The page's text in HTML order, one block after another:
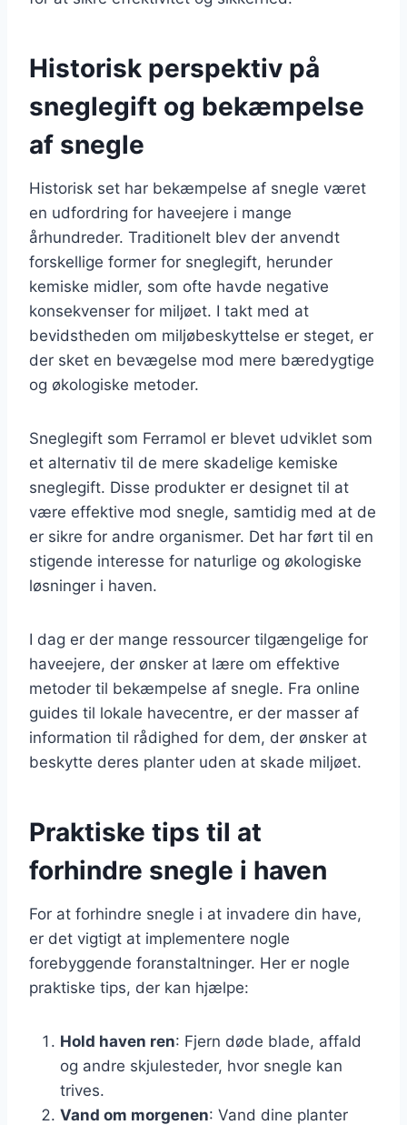
Historisk perspektiv på
sneglegift og bekæmpelse
af snegle
Historisk set har bekæmpelse af snegle været
en udfordring for haveejere i mange
århundreder. Traditionelt blev der anvendt
forskellige former for sneglegift, herunder
kemiske midler, som ofte havde negative
konsekvenser for miljøet. I takt med at
bevidstheden om miljøbeskyttelse er steget, er
der sket en bevægelse mod mere bæredygtige
og økologiske metoder.
Sneglegift som Ferramol er blevet udviklet som
et alternativ til de mere skadelige kemiske
sneglegift. Disse produkter er designet til at
være effektive mod snegle, samtidig med at de
er sikre for andre organismer. Det har ført til en
stigende interesse for naturlige og økologiske
løsninger i haven.
I dag er der mange ressourcer tilgængelige for
haveejere, der ønsker at lære om effektive
metoder til bekæmpelse af snegle. Fra online
guides til lokale havecentre, er der masser af
information til rådighed for dem, der ønsker at
beskytte deres planter uden at skade miljøet.
Praktiske tips til at
forhindre snegle i haven
For at forhindre snegle i at invadere din have,
er det vigtigt at implementere nogle
forebyggende foranstaltninger. Her er nogle
praktiske tips, der kan hjælpe:
Hold haven ren: Fjern døde blade, affald
og andre skjulesteder, hvor snegle kan
trives.
Vand om morgenen: Vand dine planter